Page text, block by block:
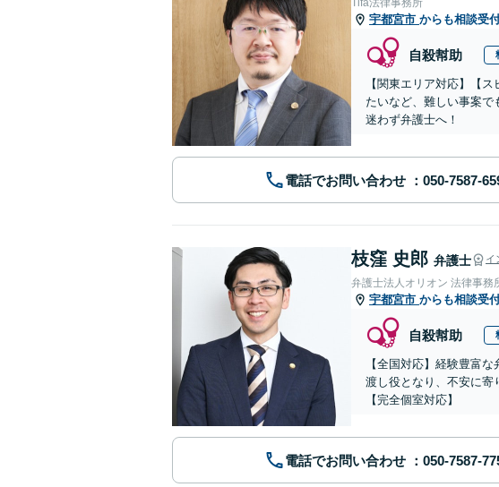
Tifa法律事務所
宇都宮市 からも相談受
自殺幇助
【関東エリア対応】【
たいなど、難しい事案
迷わず弁護士へ！
電話でお問い合わせ
枝窪 史郎 弁護士 イ
弁護士法人オリオン 法律事務
宇都宮市 からも相談受
自殺幇助
【全国対応】経験豊富
渡し役となり、不安に寄
【完全個室対応】
電話でお問い合わせ